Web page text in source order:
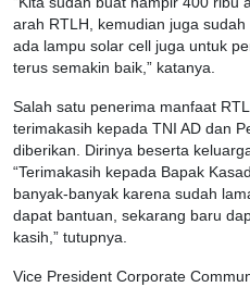
arah RTLH, kemudian juga
ada lampu solar cell juga untuk
terus semakin baik,” katanya.
Salah satu penerima manfaat
terimakasih kepada TNI AD dan
diberikan. Dirinya beserta
“Terimakasih kepada Bapak
banyak-banyak karena sudah
dapat bantuan, sekarang baru
kasih,” tutupnya.
Vice President Corporate